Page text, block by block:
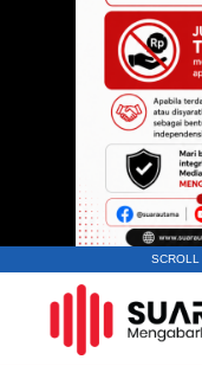
SCROLL